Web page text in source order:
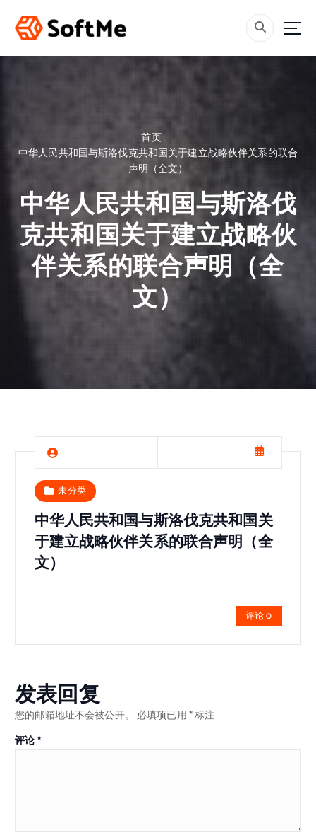
内
首页
中华人民共和国与斯洛伐克共和国关于建立战略伙伴关系的联合
声明（全文）
中华人民共和国与斯洛伐
克共和国关于建立战略伙
伴关系的联合声明（全
文）
未分类
中华人民共和国与斯洛伐克共和国关
于建立战略伙伴关系的联合声明（全
文）
评论 0
发表回复
您的邮箱地址不会被公开。 必填项已用*标注
评论*